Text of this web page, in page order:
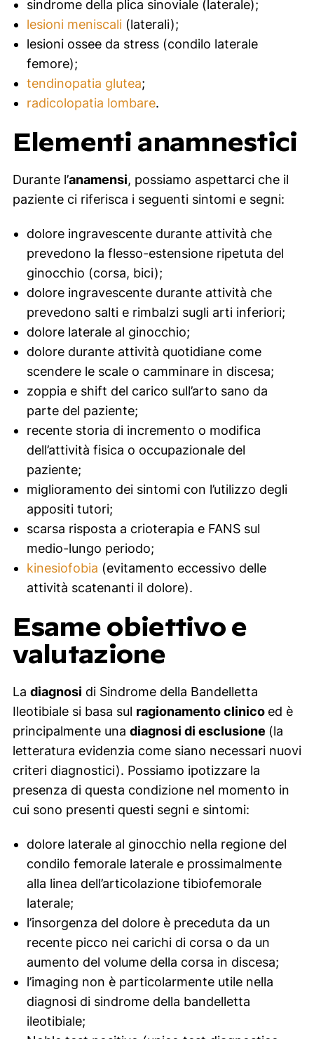
sindrome della plica sinoviale (laterale);
lesioni meniscali(laterali);
lesioni ossee da stress (condilo laterale
femore);
tendinopatia glutea;
radicolopatia lombare.
Elementi anamnestici
Durante l’anamensi, possiamo aspettarci che il
paziente ci riferisca i seguenti sintomi e segni:
dolore ingravescente durante attività che
prevedono la flesso-estensione ripetuta del
ginocchio (corsa, bici);
dolore ingravescente durante attività che
prevedono salti e rimbalzi sugli arti inferiori;
dolore laterale al ginocchio;
dolore durante attività quotidiane come
scendere le scale o camminare in discesa;
zoppia e shift del carico sull’arto sano da
parte del paziente;
recente storia di incremento o modifica
dell’attività fisica o occupazionale del
paziente;
miglioramento dei sintomi con l’utilizzo degli
appositi tutori;
scarsa risposta a crioterapia e FANS sul
medio-lungo periodo;
kinesiofobia (evitamento eccessivo delle
attività scatenanti il dolore).
Esame obiettivo e
valutazione
La diagnosi di Sindrome della Bandelletta
Ileotibiale si basa sul ragionamento clinico ed è
principalmente una diagnosi di esclusione (la
letteratura evidenzia come siano necessari nuovi
criteri diagnostici). Possiamo ipotizzare la
presenza di questa condizione nel momento in
cui sono presenti questi segni e sintomi:
dolore laterale al ginocchio nella regione del
condilo femorale laterale e prossimalmente
alla linea dell’articolazione tibiofemorale
laterale;
l’insorgenza del dolore è preceduta da un
recente picco nei carichi di corsa o da un
aumento del volume della corsa in discesa;
l’imaging non è particolarmente utile nella
diagnosi di sindrome della bandelletta
ileotibiale;